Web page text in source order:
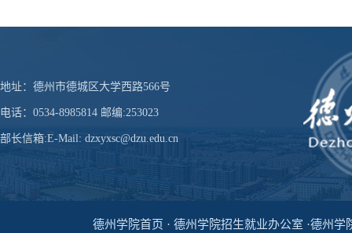
地址：德州市德城区大学西路566号
电话：0534-8985814 邮编:253023
部长信箱:E-Mail: dzxyxsc@dzu.edu.cn
德州学院首页 · 德州学院招生就业办公室 ·德州